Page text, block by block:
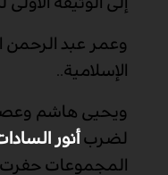
وعمر عبد الرحمن
الإسلامية..
ويحيى هاشم
لضرب أنور
المجموعات حفرت